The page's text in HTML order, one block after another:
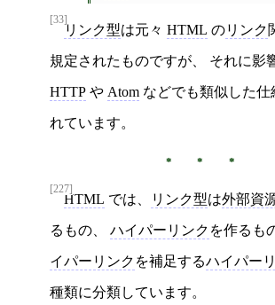
[33]
リンク型は元々 HTML のリンク
規定されたものですが、 それに影
HTTP や Atom などでも類似した仕
れています。
[227]
HTML では、 リンク型は外部資
るもの、 ハイパーリンク を作るも
イパーリンク を補足するハイパー
種類に分類しています。